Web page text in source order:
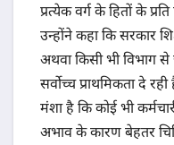
प्रत्येक वर्ग के हितों के
उन्होंने कहा कि सरकार
अथवा किसी भी विभाग
सर्वाेच्च प्राथमिकता दे
मंशा है कि कोई भी
अभाव के कारण बेहतर